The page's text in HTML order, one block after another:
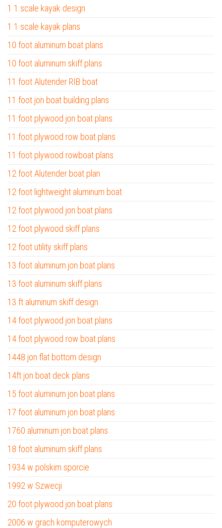
1 1 scale kayak design
1 1 scale kayak plans
10 foot aluminum boat plans
10 foot aluminum skiff plans
11 foot Alutender RIB boat
11 foot jon boat building plans
11 foot plywood jon boat plans
11 foot plywood row boat plans
11 foot plywood rowboat plans
12 foot Alutender boat plan
12 foot lightweight aluminum boat
12 foot plywood jon boat plans
12 foot plywood skiff plans
12 foot utility skiff plans
13 foot aluminum jon boat plans
13 foot aluminum skiff plans
13 ft aluminum skiff design
14 foot plywood jon boat plans
14 foot plywood row boat plans
1448 jon flat bottom design
14ft jon boat deck plans
15 foot aluminum jon boat plans
17 foot aluminum jon boat plans
1760 aluminum jon boat plans
18 foot aluminum skiff plans
1934 w polskim sporcie
1992 w Szwecji
20 foot plywood jon boat plans
2006 w grach komputerowych